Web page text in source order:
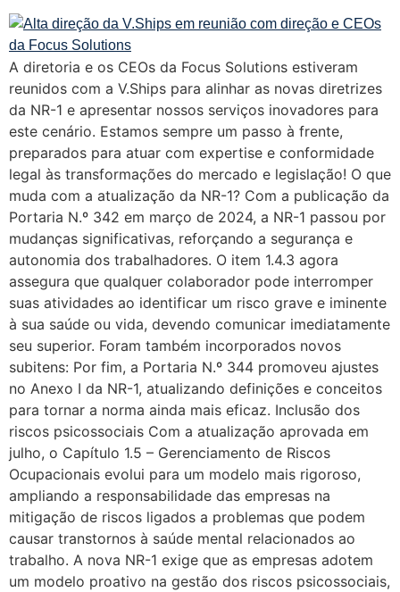
A diretoria e os CEOs da Focus Solutions estiveram
reunidos com a V.Ships para alinhar as novas diretrizes
da NR-1 e apresentar nossos serviços inovadores para
este cenário. Estamos sempre um passo à frente,
preparados para atuar com expertise e conformidade
legal às transformações do mercado e legislação! O que
muda com a atualização da NR-1? Com a publicação da
Portaria N.º 342 em março de 2024, a NR-1 passou por
mudanças significativas, reforçando a segurança e
autonomia dos trabalhadores. O item 1.4.3 agora
assegura que qualquer colaborador pode interromper
suas atividades ao identificar um risco grave e iminente
à sua saúde ou vida, devendo comunicar imediatamente
seu superior. Foram também incorporados novos
subitens: Por fim, a Portaria N.º 344 promoveu ajustes
no Anexo I da NR-1, atualizando definições e conceitos
para tornar a norma ainda mais eficaz. Inclusão dos
riscos psicossociais Com a atualização aprovada em
julho, o Capítulo 1.5 – Gerenciamento de Riscos
Ocupacionais evolui para um modelo mais rigoroso,
ampliando a responsabilidade das empresas na
mitigação de riscos ligados a problemas que podem
causar transtornos à saúde mental relacionados ao
trabalho. A nova NR-1 exige que as empresas adotem
um modelo proativo na gestão dos riscos psicossociais,